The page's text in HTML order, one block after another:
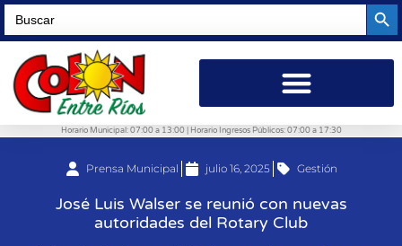
Search
for:
Horario Municipal: 07:00 a 13:00 | Horario Ingresos Públicos: 07:00 a 17:30
Prensa Municipal julio 16, 2025 Gestión
José Luis Walser se reunió con nuevas
autoridades del Rotary Club